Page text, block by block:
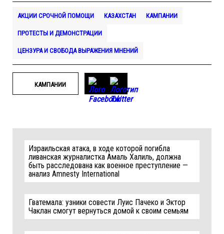
АКЦИИ СРОЧНОЙ ПОМОЩИ КАЗАХСТАН КАМПАНИИ
ПРОТЕСТЫ И ДЕМОНСТРАЦИИ
ЦЕНЗУРА И СВОБОДА ВЫРАЖЕНИЯ МНЕНИЙ
КАМПАНИИ
Израильская атака, в ходе которой погибла
ливанская журналистка Амаль Халиль, должна
быть расследована как военное преступление —
анализ Amnesty International
Гватемала: узники совести Луис Пачеко и Эктор
Чаклан смогут вернуться домой к своим семьям